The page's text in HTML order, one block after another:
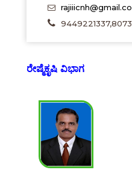
ರೇಷ್ಮೆಕೃಷಿ ವಿಭಾಗ